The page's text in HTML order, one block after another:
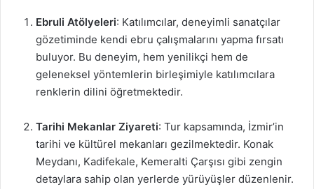
Ebruli Atölyeleri: Katılımcılar, deneyimli sanatçılar
gözetiminde kendi ebru çalışmalarını yapma fırsatı
buluyor. Bu deneyim, hem yenilikçi hem de
geleneksel yöntemlerin birleşimiyle katılımcılara
renklerin dilini öğretmektedir.
Tarihi Mekanlar Ziyareti: Tur kapsamında, İzmir’in
tarihi ve kültürel mekanları gezilmektedir. Konak
Meydanı, Kadifekale, Kemeralti Çarşısı gibi zengin
detaylara sahip olan yerlerde yürüyüşler düzenlenir.